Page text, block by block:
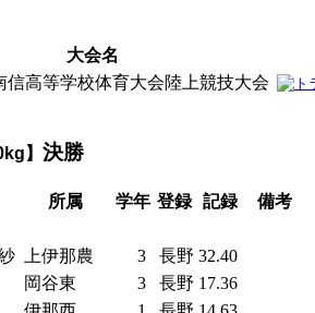
大会名
信高等学校体育大会陸上競技大会
】 決勝
所属 学年 登録 記録
備考
上伊那農 3 長野 32.40
岡谷東 3 長野 17.36